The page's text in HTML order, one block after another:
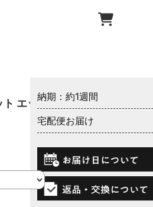
ト エッ
納期：約1週間
宅配便お届け